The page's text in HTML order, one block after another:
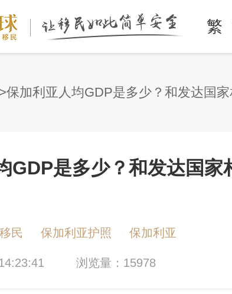
繁
GDP是多少？和发达国家
民 保加利亚护照 保加利亚
浏览量：15978